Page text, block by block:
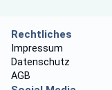
Rechtliches
Impressum
Datenschutz
AGB